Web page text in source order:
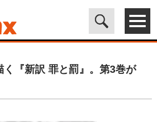
コマックス)公式サイト - 株式会社ICE>ト
が描く『新訳 罪と罰』。第3巻が10/20発売！
く『新訳 罪と罰』。第3巻が